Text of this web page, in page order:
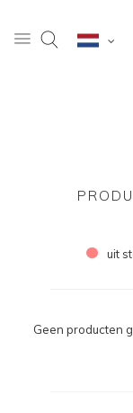
uit
Geen producten